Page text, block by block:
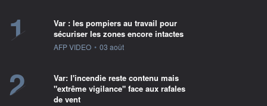
1
Var : les pompiers au travail pour
sécuriser les zones encore intactes
information fournie par
AFP VIDEO • 03 août
2
Var: l'incendie reste contenu mais
"extrême vigilance" face aux rafales
de vent